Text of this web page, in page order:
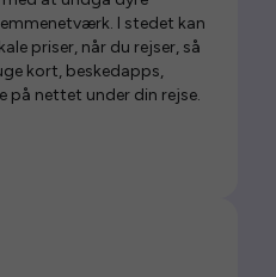
I stedet kan
priser, når du rejser, så
kort, beskedapps,
på nettet under din rejse.